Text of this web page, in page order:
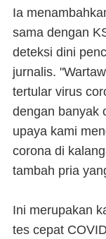
Ia
sama dengan
deteksi dini
jurnalis.
tertular virus
dengan banyak
upaya kami
corona di
tambah pria
Ini merupakan
tes cepat